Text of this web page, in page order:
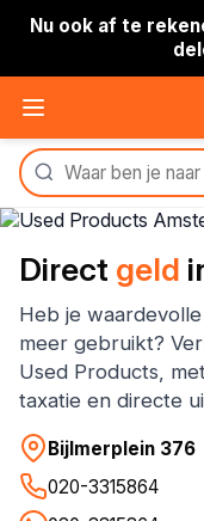
Nu ook af te
Direct geld
Heb je
meer gebruikt?
Used Products,
taxatie en directe
Bijlmerplein 376
020-3315864